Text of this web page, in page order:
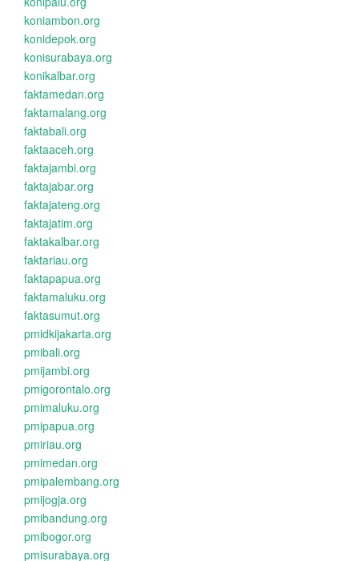
koniambon.org
konidepok.org
konisurabaya.org
konikalbar.org
faktamedan.org
faktamalang.org
faktabali.org
faktaaceh.org
faktajambi.org
faktajabar.org
faktajateng.org
faktajatim.org
faktakalbar.org
faktariau.org
faktapapua.org
faktamaluku.org
faktasumut.org
pmidkijakarta.org
pmibali.org
pmijambi.org
pmigorontalo.org
pmimaluku.org
pmipapua.org
pmiriau.org
pmimedan.org
pmipalembang.org
pmijogja.org
pmibandung.org
pmibogor.org
pmisurabaya.org